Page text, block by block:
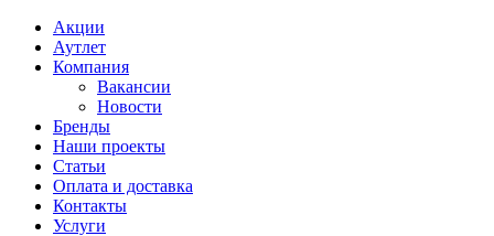
Акции
Аутлет
Компания
Вакансии
Новости
Бренды
Наши проекты
Статьи
Оплата и доставка
Контакты
Услуги